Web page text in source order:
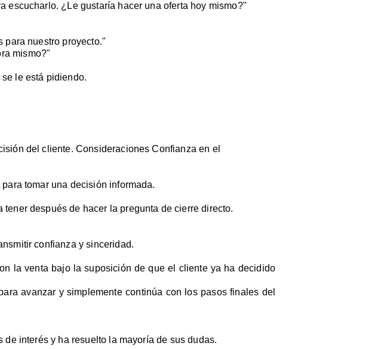
escucharlo. ¿Le gustaría hacer una oferta hoy mismo?"
para nuestro proyecto."
mismo?"
le está pidiendo.
del cliente. Consideraciones Confianza en el
tomar una decisión informada.
después de hacer la pregunta de cierre directo.
confianza y sinceridad.
la venta bajo la suposición de que el cliente ya ha decidido
avanzar y simplemente continúa con los pasos finales del
interés y ha resuelto la mayoría de sus dudas.